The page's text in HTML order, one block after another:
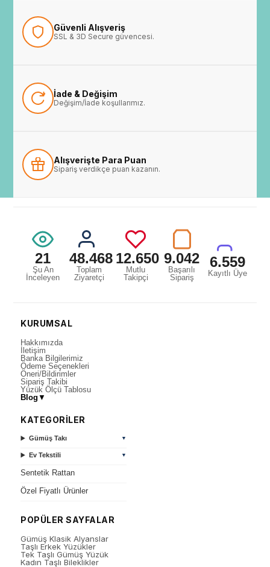
Güvenli Alışveriş
SSL & 3D Secure güvencesi.
İade & Değişim
Değişim/İade koşullarımız.
Alışverişte Para Puan
Sipariş verdikçe puan kazanın.
21
Şu An
İnceleyen
48.468
Toplam
Ziyaretçi
12.650
Mutlu
Takipçi
9.042
Başarılı
Sipariş
6.559
Kayıtlı Üye
KURUMSAL
Hakkımızda
İletişim
Banka Bilgilerimiz
Ödeme Seçenekleri
Öneri/Bildirimler
Sipariş Takibi
Yüzük Ölçü Tablosu
Blog ▼
KATEGORİLER
Gümüş Takı ▼
Ev Tekstili ▼
Sentetik Rattan
Özel Fiyatlı Ürünler
POPÜLER SAYFALAR
Gümüş Klasik Alyanslar
Taşlı Erkek Yüzükler
Tek Taşlı Gümüş Yüzük
Kadın Taşlı Bileklikler